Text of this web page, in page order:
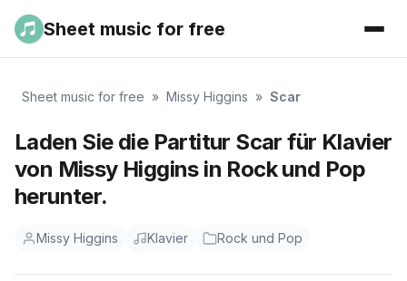
Sheet music for free
Sheet music for free » Missy Higgins » Scar
Laden Sie die Partitur Scar für Klavier
von Missy Higgins in Rock und Pop
herunter.
Missy Higgins Klavier Rock und Pop